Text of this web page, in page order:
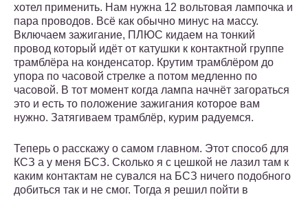
хотел применить. Нам нужна 12 вольтовая лампочка и
пара проводов. Всё как обычно минус на массу.
Включаем зажигание, ПЛЮС кидаем на тонкий
провод который идёт от катушки к контактной группе
трамблёра на конденсатор. Крутим трамблёром до
упора по часовой стрелке а потом медленно по
часовой. В тот момент когда лампа начнёт загораться
это и есть то положение зажигания которое вам
нужно. Затягиваем трамблёр, курим радуемся.
Теперь о расскажу о самом главном. Этот способ для
КСЗ а у меня БСЗ. Сколько я с цешкой не лазил там к
каким контактам не сувался на БСЗ ничего подобного
добиться так и не смог. Тогда я решил пойти в